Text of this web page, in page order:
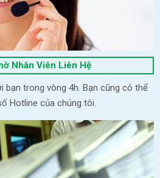
Nhân Viên Liên Hệ
bạn trong vòng 4h. Bạn cũng có thể
Hotline của chúng tôi.